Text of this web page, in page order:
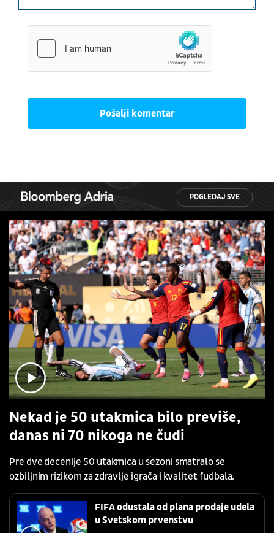
Pošalji komentar
POGLEDAJ SVE
Nekad je 50 utakmica bilo previše,
danas ni 70 nikoga ne čudi
Pre dve decenije 50 utakmica u sezoni smatralo se
ozbiljnim rizikom za zdravlje igrača i kvalitet fudbala.
FIFA odustala od plana prodaje udela
u Svetskom prvenstvu